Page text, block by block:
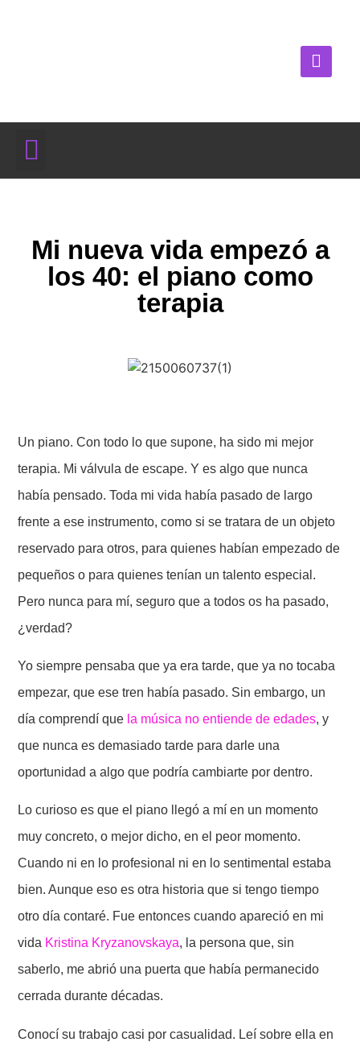
Mi nueva vida empezó a
los 40: el piano como
terapia
Un piano. Con todo lo que supone, ha sido mi mejor
terapia. Mi válvula de escape. Y es algo que nunca
había pensado. Toda mi vida había pasado de largo
frente a ese instrumento, como si se tratara de un objeto
reservado para otros, para quienes habían empezado de
pequeños o para quienes tenían un talento especial.
Pero nunca para mí, seguro que a todos os ha pasado,
¿verdad?
Yo siempre pensaba que ya era tarde, que ya no tocaba
empezar, que ese tren había pasado. Sin embargo, un
día comprendí que la música no entiende de edades, y
que nunca es demasiado tarde para darle una
oportunidad a algo que podría cambiarte por dentro.
Lo curioso es que el piano llegó a mí en un momento
muy concreto, o mejor dicho, en el peor momento.
Cuando ni en lo profesional ni en lo sentimental estaba
bien. Aunque eso es otra historia que si tengo tiempo
otro día contaré. Fue entonces cuando apareció en mi
vida Kristina Kryzanovskaya, la persona que, sin
saberlo, me abrió una puerta que había permanecido
cerrada durante décadas.
Conocí su trabajo casi por casualidad. Leí sobre ella en